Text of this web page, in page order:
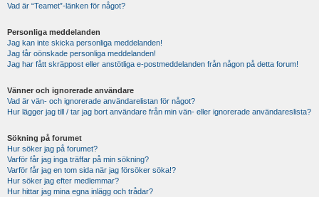
Vad är “Teamet”-länken för något?
Personliga meddelanden
Jag kan inte skicka personliga meddelanden!
Jag får oönskade personliga meddelanden!
Jag har fått skräppost eller anstötliga e-postmeddelanden från någon på detta forum!
Vänner och ignorerade användare
Vad är vän- och ignorerade användarelistan för något?
Hur lägger jag till / tar jag bort användare från min vän- eller ignorerade användareslista?
Sökning på forumet
Hur söker jag på forumet?
Varför får jag inga träffar på min sökning?
Varför får jag en tom sida när jag försöker söka!?
Hur söker jag efter medlemmar?
Hur hittar jag mina egna inlägg och trådar?